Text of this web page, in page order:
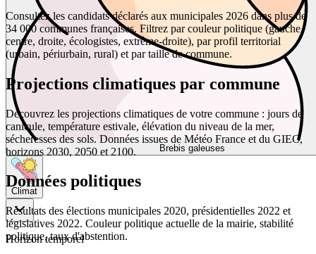
Brebis galeuses
Climat
Horizon temporel
Consultez les candidats déclarés aux municipales 2026 dans plus de
34 000 communes françaises. Filtrez par couleur politique (gauche,
centre, droite, écologistes, extrême-droite), par profil territorial
(urbain, périurbain, rural) et par taille de commune.
Projections climatiques par commune
Découvrez les projections climatiques de votre commune : jours de
canicule, température estivale, élévation du niveau de la mer,
sécheresses des sols. Données issues de Météo France et du GIEC,
horizons 2030, 2050 et 2100.
Données politiques
Résultats des élections municipales 2020, présidentielles 2022 et
législatives 2022. Couleur politique actuelle de la mairie, stabilité
politique, taux d'abstention.